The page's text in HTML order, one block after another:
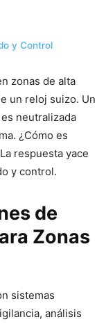
y Control
zonas de alta
un reloj suizo. Un
neutralizada
¿Cómo es
respuesta yace
y control.
de
Zonas
sistemas
análisis